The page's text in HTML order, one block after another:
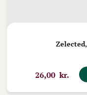
Zelected,
26,00 kr.